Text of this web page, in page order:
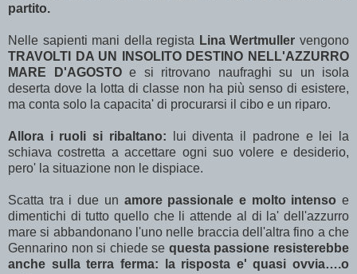
partito.
Nelle sapienti mani della regista Lina Wertmullervengono
TRAVOLTI DA UN INSOLITO DESTINO NELL'AZZURRO
MARE D'AGOSTO e si ritrovano naufraghi su un isola
deserta dove la lotta di classe non ha più senso di esistere,
ma conta solo la capacita' di procurarsi il cibo e un riparo.
Allora i ruoli si ribaltano: lui diventa il padrone e lei la
schiava costretta a accettare ogni suo volere e desiderio,
pero' la situazione non le dispiace.
Scatta tra i due un amore passionale e molto intenso e
dimentichi di tutto quello che li attende al di la' dell'azzurro
mare si abbandonano l'uno nelle braccia dell'altra fino a che
Gennarino non si chiede se questa passione resisterebbe
anche sulla terra ferma: la risposta e' quasi ovvia….o